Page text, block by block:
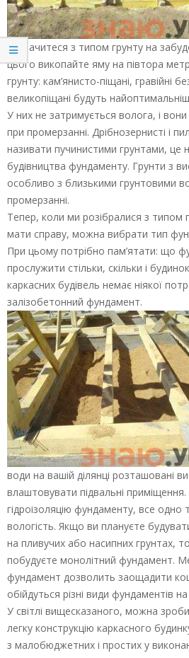
визначитеся з типом грунту на
цього викопайте яму на півтора
грунту: кам’янисто-піщані, гравійні
великопіщані будуть
У них не затримується волога, і вони
при промерзанні. Дрібнозернисті і
називати пучинистими грунтами, це
будівництва фундаменту. Грунти з
особливо з близькими грунтовими
промерзанні.
Тепер, коли ми розібралися з типом
мати справу, можна вибрати тип
При цьому потрібно пам’ятати: що
прослужити стільки, скільки і
каркасних будівель немає ніякої
залізобетонний фундамент.
води на вашій ділянці розташовані
влаштовувати підвальні
гідроізоляцію фундаменту, все одно
вологість. Якщо ви плануєте
на пливучих або насипних грунтах,
побудуєте монолітний фундамент.
фундамент дозволить заощадити
обійдуться різні види фундаментів
У світлі вищесказаного, можна
легку конструкцію каркасного
з малобюджетних і простих у